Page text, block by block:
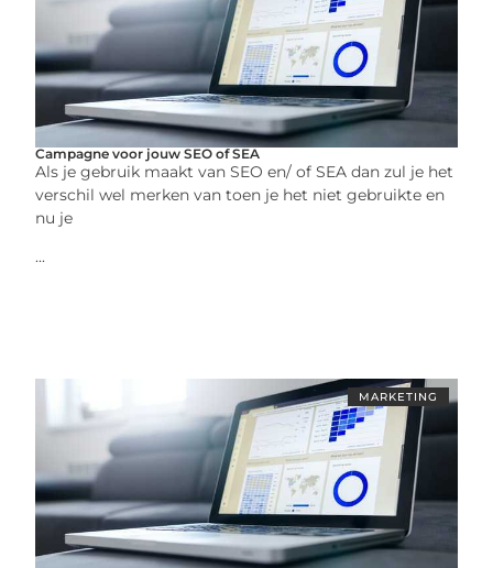
Campagne voor jouw SEO of SEA
Als je gebruik maakt van SEO en/ of SEA dan zul je het
verschil wel merken van toen je het niet gebruikte en
nu je
...
MARKETING